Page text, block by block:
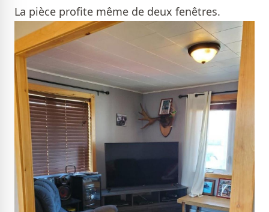
La pièce profite même de deux fenêtres.